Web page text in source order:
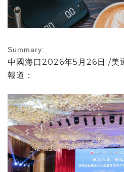
Summary:
中國海口2026年5月26日 /美
報道：